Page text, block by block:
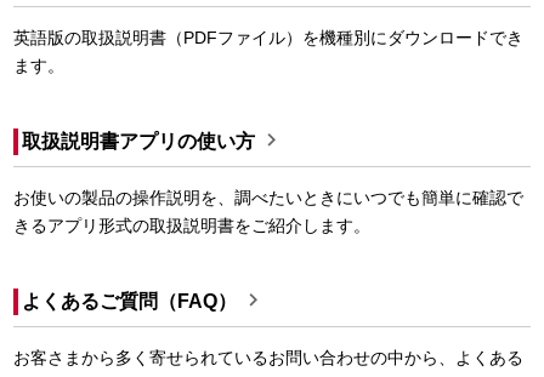
英語版の取扱説明書（PDFファイル）を機種別にダウンロードでき
ます。
取扱説明書アプリの使い方 
お使いの製品の操作説明を、調べたいときにいつでも簡単に確認で
きるアプリ形式の取扱説明書をご紹介します。
よくあるご質問（FAQ） 
お客さまから多く寄せられているお問い合わせの中から、よくある